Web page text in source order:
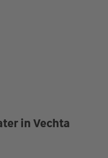
in Vechta